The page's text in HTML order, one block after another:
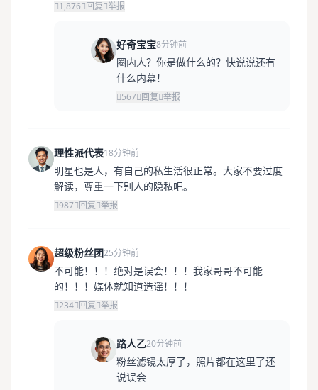
1,876 回复 举报
好奇宝宝8分钟前
圈内人？你是做什么的？快说说还有
什么内幕！
567 回复 举报
理性派代表18分钟前
明星也是人，有自己的私生活很正常。大家不要过度
解读，尊重一下别人的隐私吧。
987 回复 举报
超级粉丝团25分钟前
不可能！！！绝对是误会！！！我家哥哥不可能
的！！！媒体就知道造谣！！！
234 回复 举报
路人乙20分钟前
粉丝滤镜太厚了，照片都在这里了还
说误会